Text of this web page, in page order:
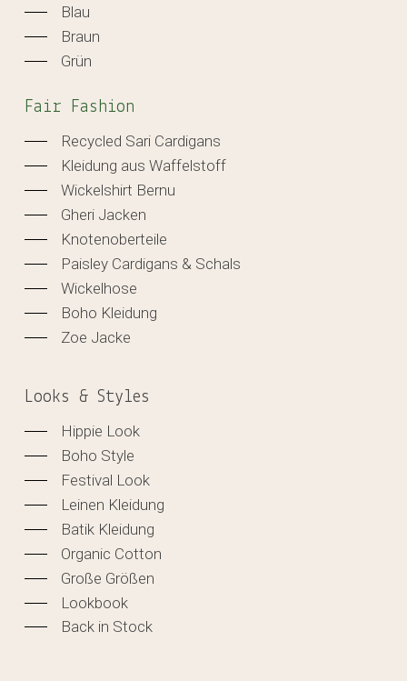
Blau
Braun
Grün
Fair Fashion
Recycled Sari Cardigans
Kleidung aus Waffelstoff
Wickelshirt Bernu
Gheri Jacken
Knotenoberteile
Paisley Cardigans & Schals
Wickelhose
Boho Kleidung
Zoe Jacke
Looks & Styles
Hippie Look
Boho Style
Festival Look
Leinen Kleidung
Batik Kleidung
Organic Cotton
Große Größen
Lookbook
Back in Stock